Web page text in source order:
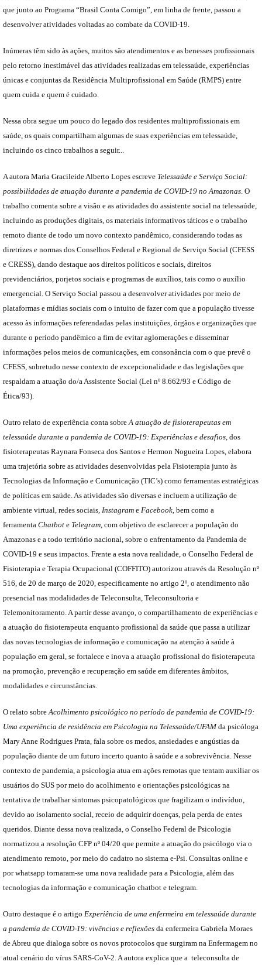
que junto ao Programa “Brasil Conta Comigo”, em linha de frente, passou a
desenvolver atividades voltadas ao combate da COVID-19.
Inúmeras têm sido às ações, muitos são atendimentos e as benesses profissionais
pelo retorno inestimável das atividades realizadas em telessaúde, experiências
únicas e conjuntas da Residência Multiprofissional em Saúde (RMPS) entre
quem cuida e quem é cuidado.
Nessa obra segue um pouco do legado dos residentes multiprofissionais em
saúde, os quais compartilham algumas de suas experiências em telessaúde,
incluindo os cinco trabalhos a seguir...
A autora Maria Gracileide Alberto Lopes escreve Telessaúde e Serviço Social:
possibilidades de atuação durante a pandemia de COVID-19 no Amazonas . O
trabalho comenta sobre a visão e as atividades do assistente social na telessaúde,
incluindo as produções digitais, os materiais informativos táticos e o trabalho
remoto diante de todo um novo contexto pandêmico, considerando todas as
diretrizes e normas dos Conselhos Federal e Regional de Serviço Social (CFESS
e CRESS), dando destaque aos direitos políticos e sociais, direitos
previdenciários, porjetos sociais e programas de auxílios, tais como o auxílio
emergencial. O Serviço Social passou a desenvolver atividades por meio de
plataformas e mídias sociais com o intuito de fazer com que a população tivesse
acesso às informações referendadas pelas instituições, órgãos e organizações que
durante o período pandêmico a fim de evitar aglomerações e disseminar
informações pelos meios de comunicações, em consonância com o que prevê o
CFESS, sobretudo nesse contexto de excepcionalidade e das legislações que
respaldam a atuação do/a Assistente Social (Lei nº 8.662/93 e Código de
Ética/93).
Outro relato de experiência conta sobre A atuação de fisioterapeutas em
telessaúde durante a pandemia de COVID-19: Experiências e desafios , dos
fisioterapeutas Raynara Fonseca dos Santos e Hermon Nogueira Lopes, elabora
uma trajetória sobre as atividades desenvolvidas pela Fisioterapia junto às
Tecnologias da Informação e Comunicação (TIC’s) como ferramentas estratégicas
de políticas em saúde. As atividades são diversas e incluem a utilização de
ambiente virtual, redes sociais, Instagram e Facebook , bem como a
ferramenta Chatbot e Telegram , com objetivo de esclarecer a população do
Amazonas e a todo território nacional, sobre o enfrentamento da Pandemia de
COVID-19 e seus impactos. Frente a esta nova realidade, o Conselho Federal de
Fisioterapia e Terapia Ocupacional (COFFITO) autorizou através da Resolução nº
516, de 20 de março de 2020, especificamente no artigo 2º, o atendimento não
presencial nas modalidades de Teleconsulta, Teleconsultoria e
Telemonitoramento. A partir desse avanço, o compartilhamento de experiências e
a atuação do fisioterapeuta enquanto profissional da saúde que passa a utilizar
das novas tecnologias de informação e comunicação na atenção à saúde à
população em geral, se fortalece e inova a atuação profissional do fisioterapeuta
na promoção, prevenção e recuperação em saúde em diferentes âmbitos,
modalidades e circunstâncias.
O relato sobre Acolhimento psicológico no período de pandemia de COVID-19:
Uma experiência de residência em Psicologia na Telessaúde/UFAMda psicóloga
Mary Anne Rodrigues Prata, fala sobre os medos, ansiedades e angústias da
população diante de um futuro incerto quanto à saúde e a sobrevivência. Nesse
contexto de pandemia, a psicologia atua em ações remotas que tentam auxiliar os
usuários do SUS por meio do acolhimento e orientações psicológicas na
tentativa de trabalhar sintomas psicopatológicos que fragilizam o indivíduo,
devido ao isolamento social, receio de adquirir doenças, pela perda de entes
queridos. Diante dessa nova realizada, o Conselho Federal de Psicologia
normatizou a resolução CFP nº 04/20 que permite a atuação do psicólogo via o
atendimento remoto, por meio do cadatro no sistema e-Psi. Consultas online e
por whatsapp tornaram-se uma nova realidade para a Psicologia, além das
tecnologias da informação e comunicação chatbot e telegram.
Outro destaque é o artigo Experiência de uma enfermeira em telessaúde durante
a pandemia de COVID-19: vivências e reflexões da enfermeira Gabriela Moraes
de Abreu que dialoga sobre os novos protocolos que surgiram na Enfermagem no
atual cenário do vírus SARS-CoV-2. A autora explica que a teleconsulta de